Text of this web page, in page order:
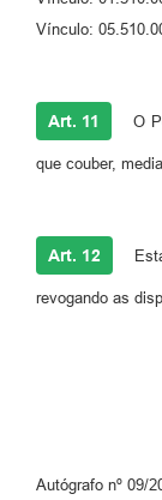
Vínculo:
Art. 11 O
que couber,
Art. 12
revogando as
Autógrafo nº 09/